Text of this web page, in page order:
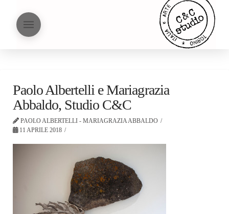
Paolo Albertelli e Mariagrazia
Abbaldo, Studio C&C
PAOLO ALBERTELLI - MARIAGRAZIA ABBALDO
11 APRILE 2018